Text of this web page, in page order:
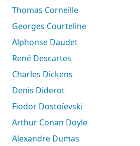
Thomas Corneille
Georges Courteline
Alphonse Daudet
René Descartes
Charles Dickens
Denis Diderot
Fiodor Dostoïevski
Arthur Conan Doyle
Alexandre Dumas